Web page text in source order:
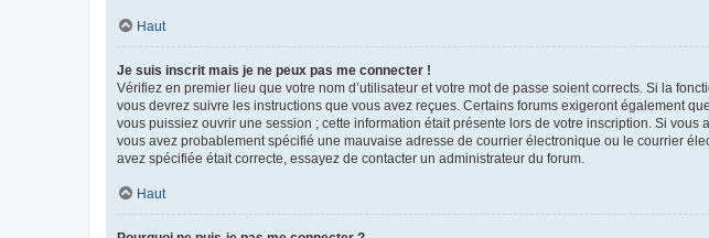
Haut
Je suis inscrit mais je ne peux pas me connecter !
Vérifiez en premier lieu que votre nom d’utilisateur et votre mot de passe soient corrects. Si la
vous devrez suivre les instructions que vous avez reçues. Certains forums exigeront également
vous puissiez ouvrir une session ; cette information était présente lors de votre inscription. Si
vous avez probablement spécifié une mauvaise adresse de courrier électronique ou le courrier
avez spécifiée était correcte, essayez de contacter un administrateur du forum.
Haut